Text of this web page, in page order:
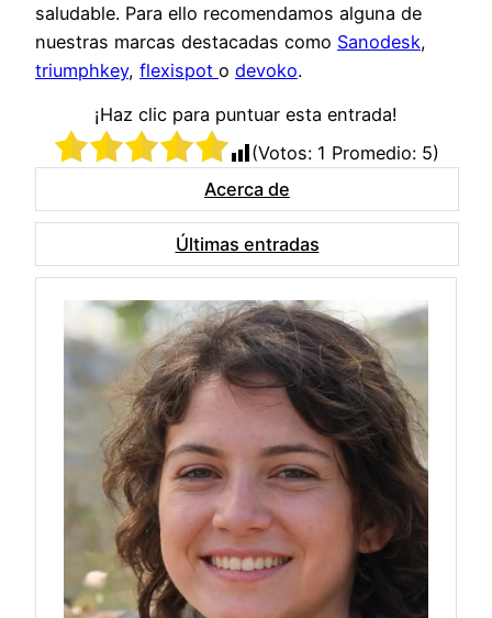
saludable. Para ello recomendamos alguna de
nuestras marcas destacadas como Sanodesk,
triumphkey, flexispot o devoko.
¡Haz clic para puntuar esta entrada!
(Votos: 1 Promedio: 5)
Acerca de
Últimas entradas